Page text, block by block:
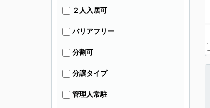
２人入居可
バリアフリー
分割可
分譲タイプ
管理人常駐